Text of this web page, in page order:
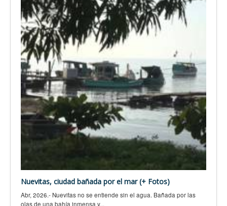
Nuevitas, ciudad bañada por el mar (+ Fotos)
Abr, 2026.- Nuevitas no se entiende sin el agua. Bañada por las
olas de una bahía inmensa y...